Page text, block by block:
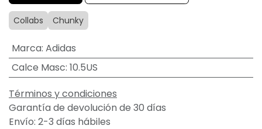
Collabs Chunky
Marca: Adidas
Calce Masc: 10.5US
Términos y condiciones
Garantía de devolución de 30 días
Envío: 2-3 días hábiles